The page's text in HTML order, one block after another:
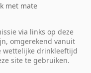
met mate
via links op deze
omgerekend vanuit
wettelijke drinkleeftijd
site te gebruiken.